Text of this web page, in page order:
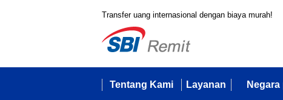
Transfer uang internasional dengan biaya murah!
Tentang Kami Layanan